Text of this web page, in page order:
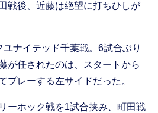
戦後、近藤は絶望に打ちひしが
ナイテッド千葉戦。6試合ぶり
が任されたのは、スタートから
プレーする左サイドだった。
ーホック戦を1試合挟み、町田戦